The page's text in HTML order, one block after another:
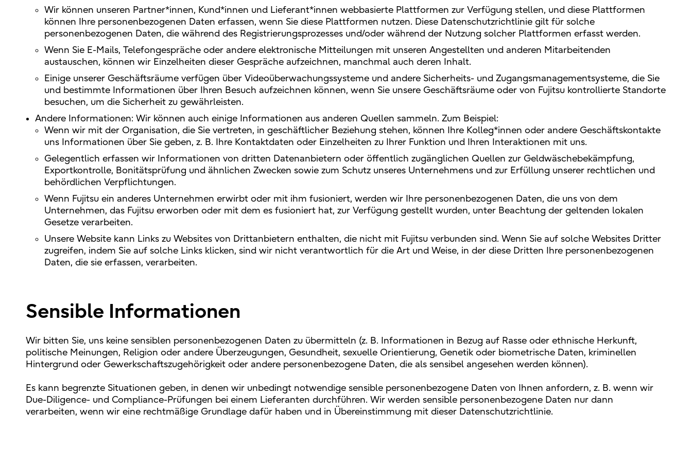
Wir können unseren Partner*innen, Kund*innen und Lieferant*innen webbasierte Plattformen zur Verfügung stellen, und diese Plattformen
können Ihre personenbezogenen Daten erfassen, wenn Sie diese Plattformen nutzen. Diese Datenschutzrichtlinie gilt für solche
personenbezogenen Daten, die während des Registrierungsprozesses und/oder während der Nutzung solcher Plattformen erfasst werden.
Wenn Sie E-Mails, Telefongespräche oder andere elektronische Mitteilungen mit unseren Angestellten und anderen Mitarbeitenden
austauschen, können wir Einzelheiten dieser Gespräche aufzeichnen, manchmal auch deren Inhalt.
Einige unserer Geschäftsräume verfügen über Videoüberwachungssysteme und andere Sicherheits- und Zugangsmanagementsysteme, die Sie
und bestimmte Informationen über Ihren Besuch aufzeichnen können, wenn Sie unsere Geschäftsräume oder von Fujitsu kontrollierte Standorte
besuchen, um die Sicherheit zu gewährleisten.
Andere Informationen: Wir können auch einige Informationen aus anderen Quellen sammeln. Zum Beispiel:
Wenn wir mit der Organisation, die Sie vertreten, in geschäftlicher Beziehung stehen, können Ihre Kolleg*innen oder andere Geschäftskontakte
uns Informationen über Sie geben, z. B. Ihre Kontaktdaten oder Einzelheiten zu Ihrer Funktion und Ihren Interaktionen mit uns.
Gelegentlich erfassen wir Informationen von dritten Datenanbietern oder öffentlich zugänglichen Quellen zur Geldwäschebekämpfung,
Exportkontrolle, Bonitätsprüfung und ähnlichen Zwecken sowie zum Schutz unseres Unternehmens und zur Erfüllung unserer rechtlichen und
behördlichen Verpflichtungen.
Wenn Fujitsu ein anderes Unternehmen erwirbt oder mit ihm fusioniert, werden wir Ihre personenbezogenen Daten, die uns von dem
Unternehmen, das Fujitsu erworben oder mit dem es fusioniert hat, zur Verfügung gestellt wurden, unter Beachtung der geltenden lokalen
Gesetze verarbeiten.
Unsere Website kann Links zu Websites von Drittanbietern enthalten, die nicht mit Fujitsu verbunden sind. Wenn Sie auf solche Websites Dritter
zugreifen, indem Sie auf solche Links klicken, sind wir nicht verantwortlich für die Art und Weise, in der diese Dritten Ihre personenbezogenen
Daten, die sie erfassen, verarbeiten.
Sensible Informationen
Wir bitten Sie, uns keine sensiblen personenbezogenen Daten zu übermitteln (z. B. Informationen in Bezug auf Rasse oder ethnische Herkunft,
politische Meinungen, Religion oder andere Überzeugungen, Gesundheit, sexuelle Orientierung, Genetik oder biometrische Daten, kriminellen
Hintergrund oder Gewerkschaftszugehörigkeit oder andere personenbezogene Daten, die als sensibel angesehen werden können).
Es kann begrenzte Situationen geben, in denen wir unbedingt notwendige sensible personenbezogene Daten von Ihnen anfordern, z. B. wenn wir
Due-Diligence- und Compliance-Prüfungen bei einem Lieferanten durchführen. Wir werden sensible personenbezogene Daten nur dann
verarbeiten, wenn wir eine rechtmäßige Grundlage dafür haben und in Übereinstimmung mit dieser Datenschutzrichtlinie.